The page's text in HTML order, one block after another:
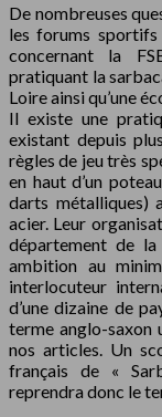
De nombreuses
les forums sportifs
concernant la
pratiquant la
Loire ainsi qu’une
Il existe une
existant depuis
règles de jeu très
en haut d’un
darts métalliques)
acier. Leur
département de
ambition au
interlocuteur
d’une dizaine de
terme anglo-saxon
nos articles. Un
français de «
reprendra donc le